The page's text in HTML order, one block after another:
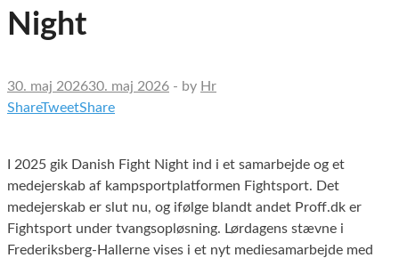
Night
30. maj 202630. maj 2026 - by Hr
ShareTweetShare
I 2025 gik Danish Fight Night ind i et samarbejde og et
medejerskab af kampsportplatformen Fightsport. Det
medejerskab er slut nu, og ifølge blandt andet Proff.dk er
Fightsport under tvangsopløsning. Lørdagens stævne i
Frederiksberg-Hallerne vises i et nyt mediesamarbejde med